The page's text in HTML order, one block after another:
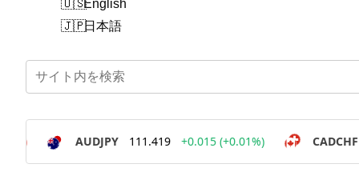
English
日本語